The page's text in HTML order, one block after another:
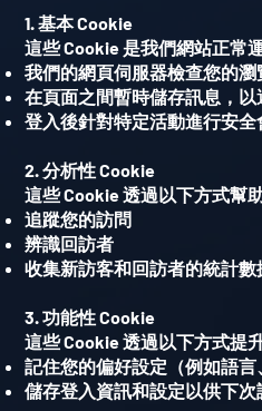
1. 基本 Cookie
這些 Cookie 是我們網站正常
我們的網頁伺服器檢查您的
在頁面之間暫時儲存訊息，
登入後針對特定活動進行安全
2. 分析性 Cookie
這些 Cookie 透過以下方式幫
追蹤您的訪問
辨識回訪者
收集新訪客和回訪者的統計數
3. 功能性 Cookie
這些 Cookie 透過以下方式提
記住您的偏好設定（例如語言
儲存登入資訊和設定以供下次